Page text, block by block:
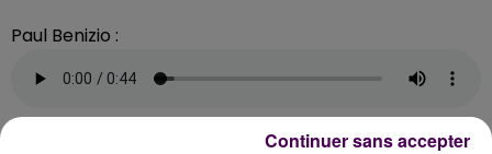
Paul Benizio :
Continuer sans accepter